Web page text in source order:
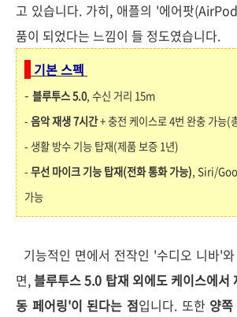
고 있습니다. 가히, 애플의 '에어팟
품이 되었다는 느낌이 들 정도였습니다.
기본 스펙
- 블루투스 5.0, 수신 거리 15m
- 음악 재생 7시간+ 충전 케이스로 4번 완충 가능(
- 생활 방수 기능 탑재(제품 보증 1년)
- 무선 마이크 기능 탑재(전화 통화 가능), Siri/
가능
기능적인 면에서 전작인 '수디오 니바'
면,블루투스 5.0 탑재 외에도 케이스에서
동 페어링'이 된다는 점입니다. 또한 양